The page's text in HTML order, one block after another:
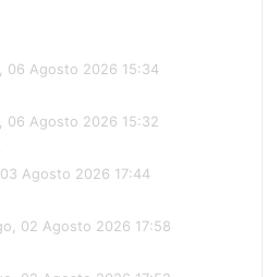
06 Agosto 2026 15:34
06 Agosto 2026 15:32
Agosto 2026 17:44
02 Agosto 2026 17:58